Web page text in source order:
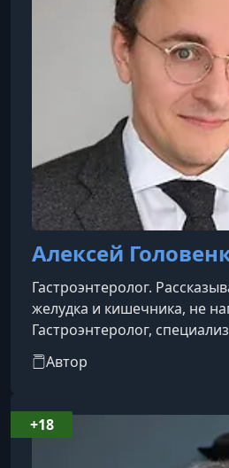
Алексей
Гастроэнтеролог.
желудка и кишечника, не
Гастроэнтеролог,
лечении воспалительных
кишечника. Преподаватель
врачей о воспалительных
болезнях кишечника.
клинических
Автор
+18